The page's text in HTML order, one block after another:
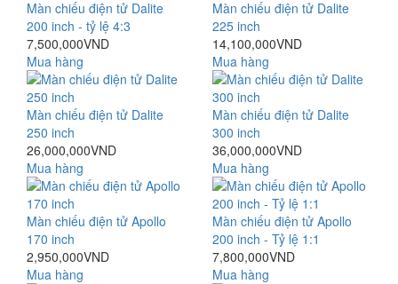
Màn chiếu điện tử Dalite
200 inch - tỷ lệ 4:3
7,500,000VND
Mua hàng
Màn chiếu điện tử Dalite
225 inch
14,100,000VND
Mua hàng
Màn chiếu điện tử Dalite
250 inch
26,000,000VND
Mua hàng
Màn chiếu điện tử Dalite
300 inch
36,000,000VND
Mua hàng
Màn chiếu điện tử Apollo
170 inch
2,950,000VND
Mua hàng
Màn chiếu điện tử Apollo
200 inch - Tỷ lệ 1:1
7,800,000VND
Mua hàng